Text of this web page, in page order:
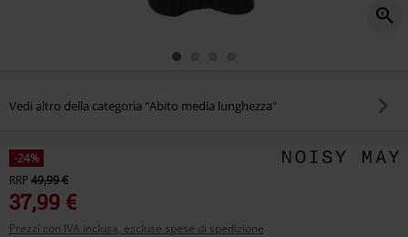
Vedi altro della categoria "Abito media lunghezza"
-24%
RRP49,99 €
37,99 €
Prezzi con IVA inclusa, escluse spese di spedizione